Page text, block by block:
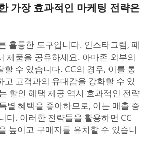
가장 효과적인 마케팅 전략은
훌륭한 도구입니다. 인스타그램, 페
제품을 공유하세요. 아마존 외부의
수 있습니다. CC의 경우, 이를 통
고 고객과의 유대감을 강화할 수 있
할인 혜택 제공 역시 효과적인 전략
별 혜택을 좋아하므로, 이는 매출 증
다. 이러한 전략들을 활용하면 CC
높이고 구매자를 유치할 수 있습니